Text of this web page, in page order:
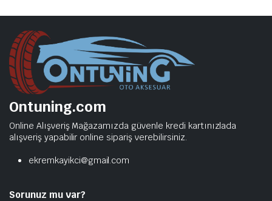
Ontuning.com
Online Alışveriş Mağazamızda güvenle kredi kartınızlada
alışveriş yapabilir online sipariş verebilirsiniz.
ekremkayikci@gmail.com
Sorunuz mu var?